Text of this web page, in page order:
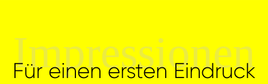
Impressionen
Für einen ersten Eindruck